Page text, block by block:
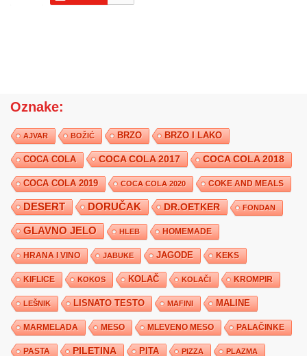
Oznake:
AJVAR BOŽIĆ BRZO BRZO I LAKO
COCA COLA COCA COLA 2017 COCA COLA 2018
COCA COLA 2019 COCA COLA 2020 COKE AND MEALS
DESERT DORUČAK DR.OETKER FONDAN
GLAVNO JELO HLEB HOMEMADE
HRANA I VINO JABUKE JAGODE KEKS
KIFLICE KOKOS KOLAČ KOLAČI KROMPIR
LEŠNIK LISNATO TESTO MAFINI MALINE
MARMELADA MESO MLEVENO MESO PALAČINKE
PASTA PILETINA PITA PIZZA PLAZMA